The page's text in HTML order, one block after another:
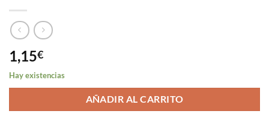
1,15€
Hay existencias
AÑADIR AL CARRITO